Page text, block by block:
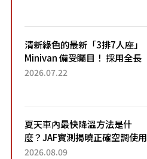
清新綠色的最新「3排7人座」
Minivan 備受矚目！ 採用全長
4.7公尺剛剛好的車身尺寸與
2026.07.22
夏天車內最快降溫方法是什
麼？JAF實測揭曉正確空調使用
方式
2026.08.09